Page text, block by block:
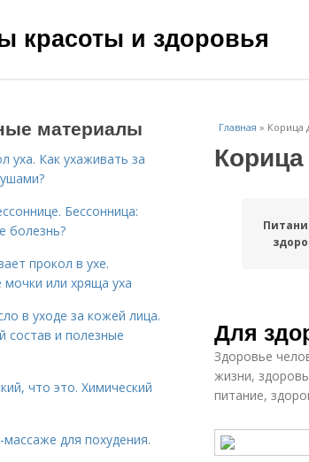
красоты и здоровья
Главная » Корица
Для
Здоровье
жизни,
питание,
материалы
уха. Как ухаживать за
Бессонница:
болезнь?
прокол в ухе.
или хряща уха
в уходе за кожей лица.
состав и полезные
что это. Химический
для похудения.